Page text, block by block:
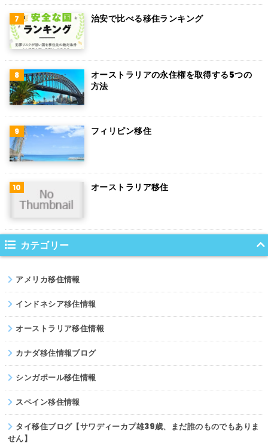
フィンランド
チェコ
チリ
デンマーク
ハンガリー
ポーランド
南アフリカ
サウジアラビア
コロンビア
ノルウェー
ネパール
パキスタン
治安で比べる移住ランキング
オーストラリアの永住権を取得する5つの
方法
フィリピン移住
オーストラリア移住
カテゴリー
アメリカ移住情報
インドネシア移住情報
オーストラリア移住情報
カナダ移住情報ブログ
シンガポール移住情報
スペイン移住情報
タイ移住ブログ【サワディーカプ雄39歳、まだ誰のものでもありま
せん】